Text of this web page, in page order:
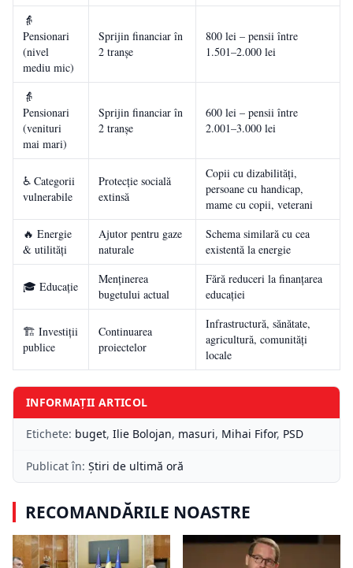
👵
Pensionari
(nivel
mediu mic)
Sprijin financiar în
2 tranșe
800 lei – pensii între
1.501–2.000 lei
👵
Pensionari
(venituri
mai mari)
Sprijin financiar în
2 tranșe
600 lei – pensii între
2.001–3.000 lei
♿ Categorii
vulnerabile
Protecție socială
extinsă
Copii cu dizabilități,
persoane cu handicap,
mame cu copii, veterani
🔥 Energie
& utilități
Ajutor pentru gaze
naturale
Schema similară cu cea
existentă la energie
🎓 Educație
Menținerea
bugetului actual
Fără reduceri la finanțarea
educației
🏗️ Investiții
publice
Continuarea
proiectelor
Infrastructură, sănătate,
agricultură, comunități
locale
INFORMAȚII ARTICOL
Etichete: buget, Ilie Bolojan, masuri, Mihai Fifor, PSD
Publicat în: Știri de ultimă oră
RECOMANDĂRILE NOASTRE